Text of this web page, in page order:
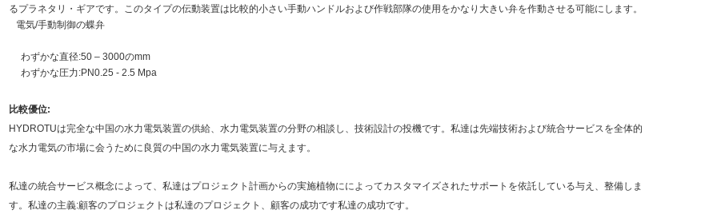
るプラネタリ・ギアです。このタイプの伝動装置は比較的小さい手動ハンドルおよび作戦部隊の使用をかなり大きい弁を作動させる可能にします。
電気/手動制御の蝶弁
わずかな直径:50 – 3000のmm
わずかな圧力:PN0.25 - 2.5 Mpa
比較優位:
HYDROTUは完全な中国の水力電気装置の供給、水力電気装置の分野の相談し、技術設計の投機です。私達は先端技術および統合サービスを全体的
な水力電気の市場に会うために良質の中国の水力電気装置に与えます。
私達の統合サービス概念によって、私達はプロジェクト計画からの実施植物にによってカスタマイズされたサポートを依託している与え、整備しま
す。私達の主義:顧客のプロジェクトは私達のプロジェクト、顧客の成功です私達の成功です。